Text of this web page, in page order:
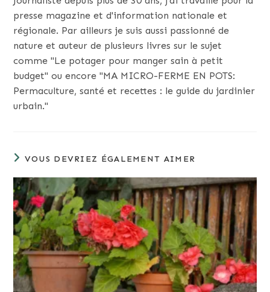
presse magazine et d'information nationale et
régionale. Par ailleurs je suis aussi passionné de
nature et auteur de plusieurs livres sur le sujet
comme "Le potager pour manger sain à petit
budget" ou encore "MA MICRO-FERME EN POTS:
Permaculture, santé et recettes : le guide du jardinier
urbain."
VOUS DEVRIEZ ÉGALEMENT AIMER